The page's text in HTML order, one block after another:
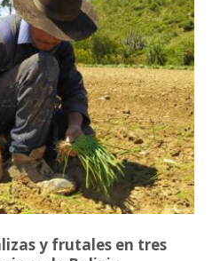
y frutales en tres